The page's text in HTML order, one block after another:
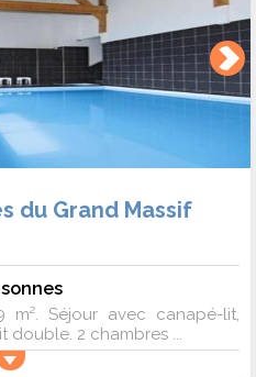
du Grand Massif
m². Séjour avec canapé-lit,
2 chambres ...